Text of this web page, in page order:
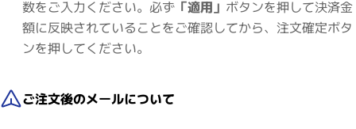
数をご入力ください。必ず 「適用」 ボタンを押して決済金
額に反映されていることをご確認してから、注文確定ボタ
ンを押してください。
ご注文後のメールについて